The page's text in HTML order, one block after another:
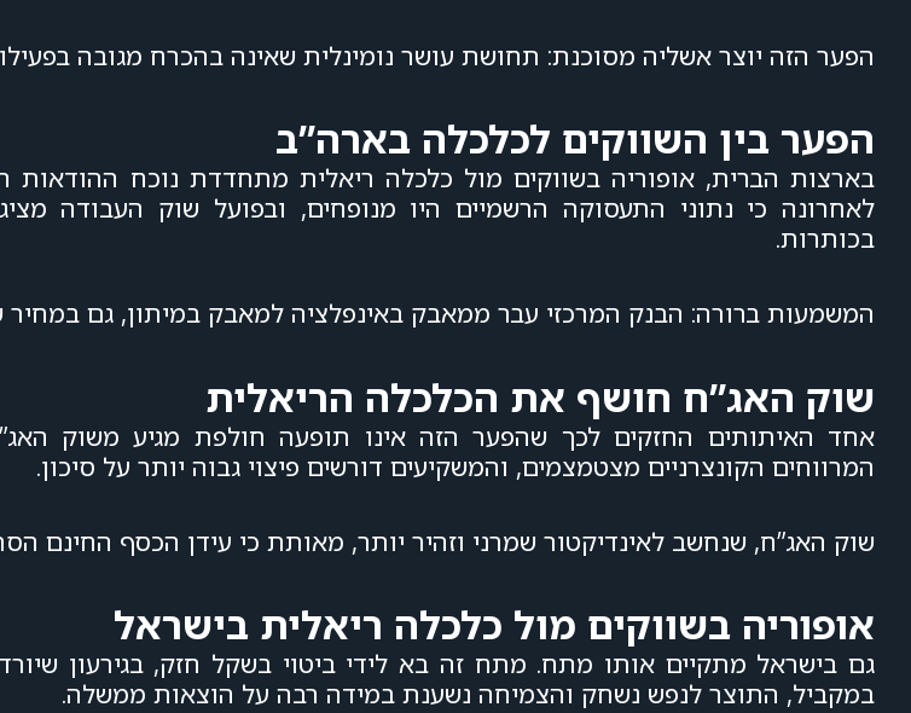
הפער הזה יוצר אשליה מסוכנת: תחושת עושר נומינלית שאינה בהכרח מגובה
הפער בין השווקים לכלכלה בארה”ב
בארצות הברית, אופוריה בשווקים מול כלכלה ריאלית מתחדדת נוכח ההודאות
לאחרונה כי נתוני התעסוקה הרשמיים היו מנופחים, ובפועל שוק העבודה
בכותרות.
המשמעות ברורה: הבנק המרכזי עבר ממאבק באינפלציה למאבק במיתון, גם במחיר של
שוק האג”ח חושף את הכלכלה הריאלית
אחד האיתותים החזקים לכך שהפער הזה אינו תופעה חולפת מגיע משוק
המרווחים הקונצרניים מצטמצמים, והמשקיעים דורשים פיצוי גבוה יותר על סיכון.
שוק האג”ח, שנחשב לאינדיקטור שמרני וזהיר יותר, מאותת כי עידן הכסף החינם
אופוריה בשווקים מול כלכלה ריאלית בישראל
גם בישראל מתקיים אותו מתח. מתח זה בא לידי ביטוי בשקל חזק, בגירעון
במקביל, התוצר לנפש נשחק והצמיחה נשענת במידה רבה על הוצאות ממשלה.